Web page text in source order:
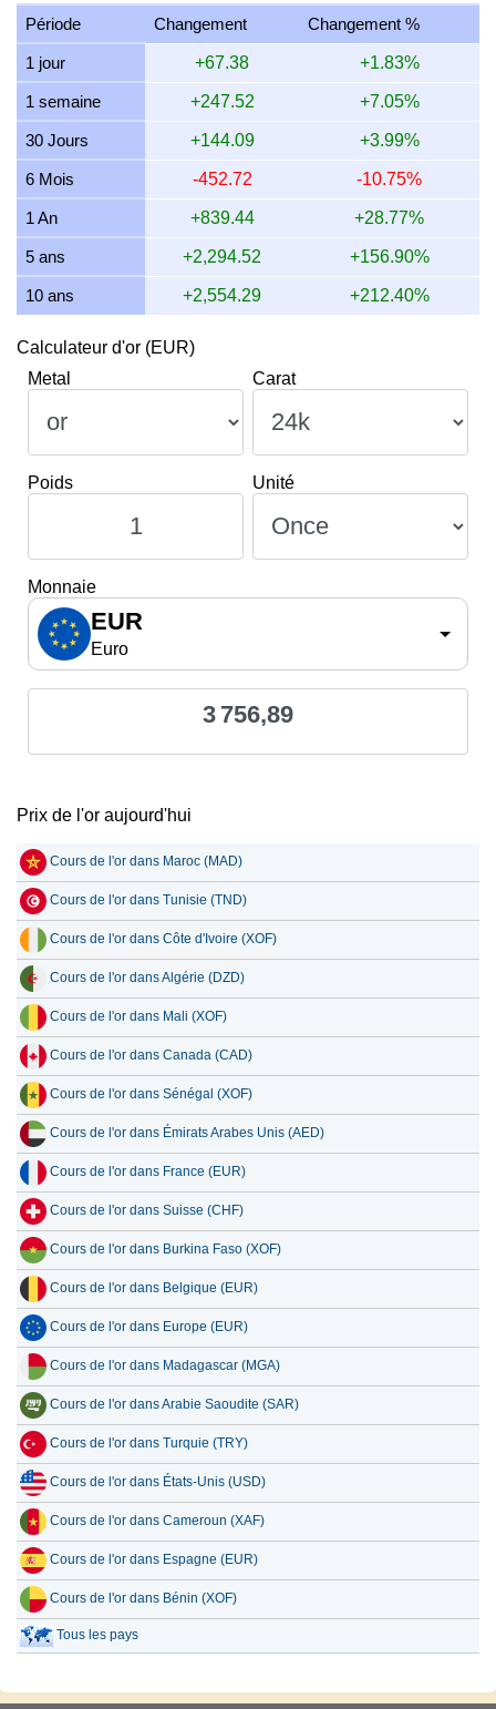
14 juillet 2026 3,558.53 114.41 85.81 66.93
13 juillet 2026 3,512.94 112.94 84.71 66.07
12 juillet 2026 3,601.95 115.80 86.85 67.74
11 juillet 2026 3,604.95 115.90 86.92 67.80
10 juillet 2026 3,589.47 115.40 86.55 67.51
9 juillet 2026 3,612.80 116.15 87.11 67.95
Période Changement Changement %
1 jour +67.38 +1.83%
1 semaine +247.52 +7.05%
30 Jours +144.09 +3.99%
6 Mois -452.72 -10.75%
1 An +839.44 +28.77%
5 ans +2,294.52 +156.90%
10 ans +2,554.29 +212.40%
Calculateur d'or (EUR)
Metal
Carat
Poids Unité
Monnaie
EUR
Euro
3 756,89
Prix de l'or aujourd'hui
Cours de l'or dans Maroc (MAD)
Cours de l'or dans Tunisie (TND)
Cours de l'or dans Côte d'Ivoire (XOF)
Cours de l'or dans Algérie (DZD)
Cours de l'or dans Mali (XOF)
Cours de l'or dans Canada (CAD)
Cours de l'or dans Sénégal (XOF)
Cours de l'or dans Émirats Arabes Unis (AED)
Cours de l'or dans France (EUR)
Cours de l'or dans Suisse (CHF)
Cours de l'or dans Burkina Faso (XOF)
Cours de l'or dans Belgique (EUR)
Cours de l'or dans Europe (EUR)
Cours de l'or dans Madagascar (MGA)
Cours de l'or dans Arabie Saoudite (SAR)
Cours de l'or dans Turquie (TRY)
Cours de l'or dans États-Unis (USD)
Cours de l'or dans Cameroun (XAF)
Cours de l'or dans Espagne (EUR)
Cours de l'or dans Bénin (XOF)
Tous les pays